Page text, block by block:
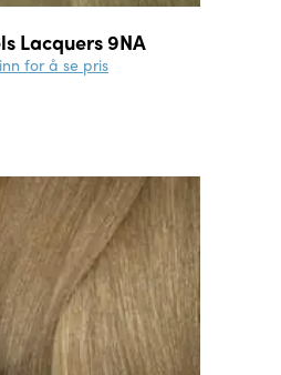
Lacquers 9NA
for å se pris